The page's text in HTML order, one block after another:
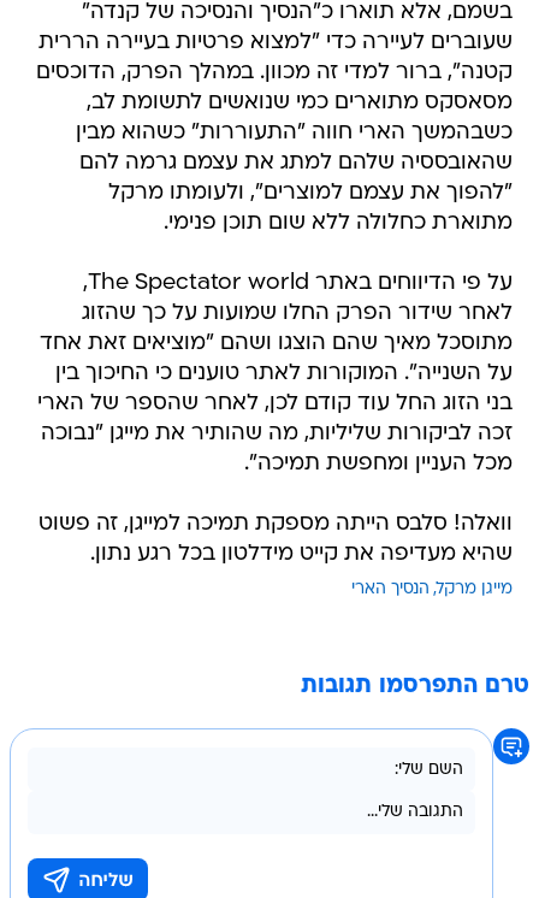
בשמם, אלא תוארו כ"הנסיך והנסיכה של קנדה"
שעוברים לעיירה כדי "למצוא פרטיות בעיירה הררית
קטנה", ברור למדי זה מכוון. במהלך הפרק, הדוכסים
מסאסקס מתוארים כמי שנואשים לתשומת לב,
כשבהמשך הארי חווה "התעוררות" כשהוא מבין
שהאובססיה שלהם למתג את עצמם גרמה להם
"להפוך את עצמם למוצרים", ולעומתו מרקל
מתוארת כחלולה ללא שום תוכן פנימי.
על פי הדיווחים באתר The Spectator world,
לאחר שידור הפרק החלו שמועות על כך שהזוג
מתוסכל מאיך שהם הוצגו ושהם "מוציאים זאת אחד
על השנייה". המוקורות לאתר טוענים כי החיכוך בין
בני הזוג החל עוד קודם לכן, לאחר שהספר של הארי
זכה לביקורות שליליות, מה שהותיר את מייגן "נבוכה
מכל העניין ומחפשת תמיכה".
וואלה! סלבס הייתה מספקת תמיכה למייגן, זה פשוט
שהיא מעדיפה את קייט מידלטון בכל רגע נתון.
מייגן מרקל הנסיך הארי
טרם התפרסמו תגובות